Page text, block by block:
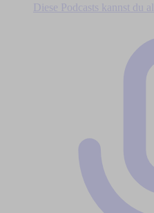
Diese Podcasts kannst du